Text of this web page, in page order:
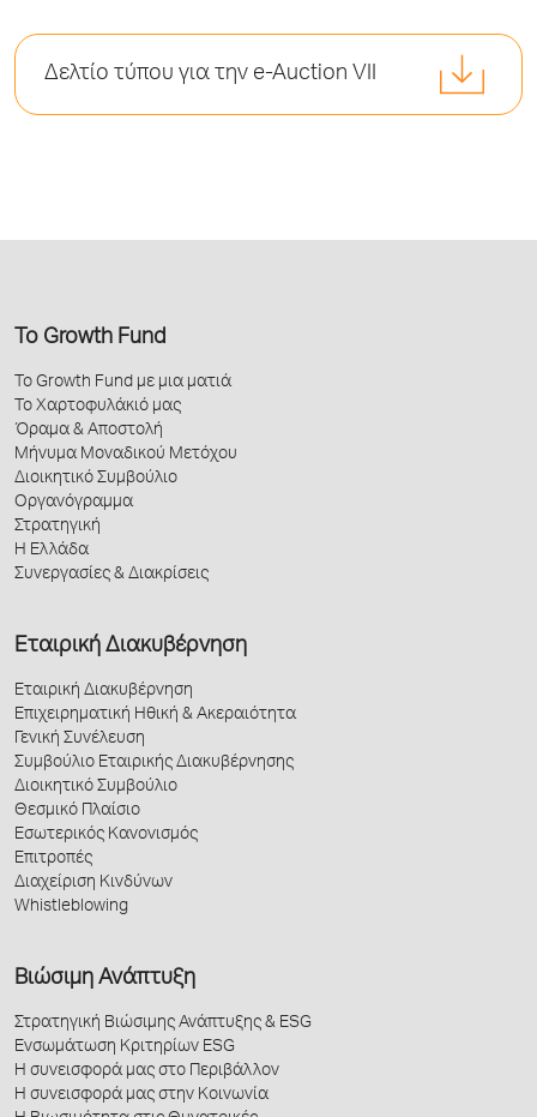
Δελτίο τύπου για την e-Auction VII
Το Growth Fund
Το Growth Fund με μια ματιά
Το Χαρτοφυλάκιό μας
Όραμα & Αποστολή
Μήνυμα Μοναδικού Μετόχου
Διοικητικό Συμβούλιο
Οργανόγραμμα
Στρατηγική
Η Ελλάδα
Συνεργασίες & Διακρίσεις
Εταιρική Διακυβέρνηση
Εταιρική Διακυβέρνηση
Επιχειρηματική Ηθική & Ακεραιότητα
Γενική Συνέλευση
Συμβούλιο Εταιρικής Διακυβέρνησης
Διοικητικό Συμβούλιο
Θεσμικό Πλαίσιο
Εσωτερικός Κανονισμός
Επιτροπές
Διαχείριση Κινδύνων
Whistleblowing
Βιώσιμη Ανάπτυξη
Στρατηγική Βιώσιμης Ανάπτυξης & ESG
Ενσωμάτωση Κριτηρίων ESG
Η συνεισφορά μας στο Περιβάλλον
Η συνεισφορά μας στην Κοινωνία